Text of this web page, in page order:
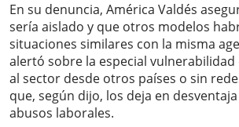
En su denuncia, América Valdés
sería aislado y que otros modelos
situaciones similares con la misma
alertó sobre la especial vulnerabilidad
al sector desde otros países o sin
que, según dijo, los deja en
abusos laborales.